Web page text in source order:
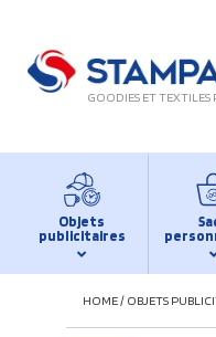
GOODIES ET TEXTILES
Objets
publicitaires
HOME/ OBJETS